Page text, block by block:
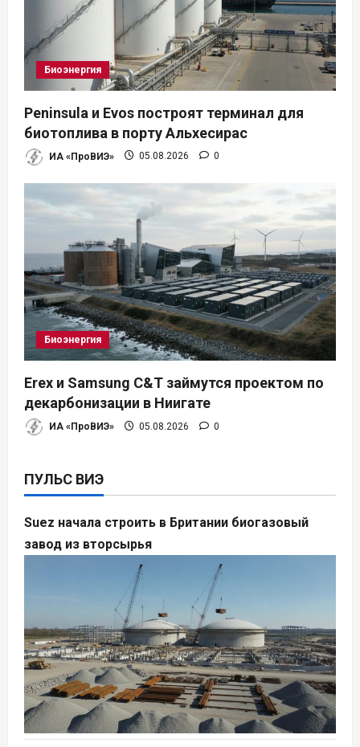
Биоэнергия
Peninsula и Evos построят терминал для
биотоплива в порту Альхесирас
ИА «ПроВИЭ» 05.08.2026 0
Биоэнергия
Erex и Samsung C&T займутся проектом по
декарбонизации в Ниигате
ИА «ПроВИЭ» 05.08.2026 0
ПУЛЬС ВИЭ
Suez начала строить в Британии биогазовый
завод из вторсырья